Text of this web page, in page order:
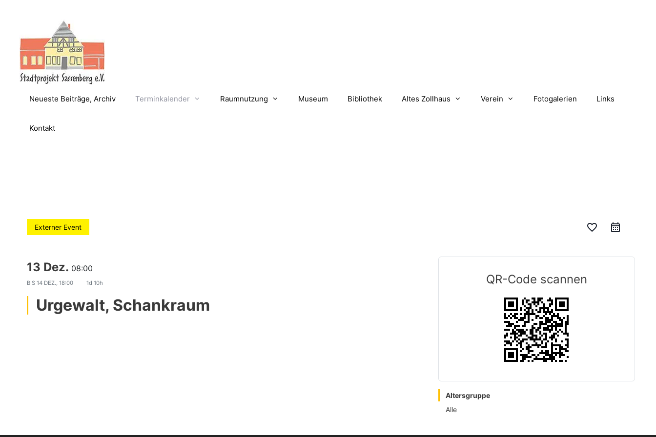
Neueste Beiträge, Archiv Terminkalender Raumnutzung Museum Bibliothek Altes Zollhaus Verein Fotogalerien Links
Kontakt
Externer Event favorite_border
13 Dez. 08:00
BIS 14 DEZ., 18:00 1d 10h
Urgewalt, Schankraum
QR-Code scannen
Altersgruppe
Alle